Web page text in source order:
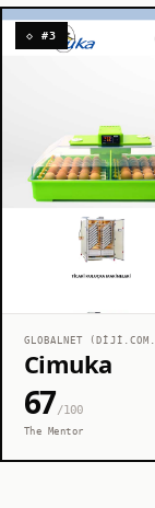
◇ #3
GLOBALNET
Cimuka
67/100
The Mentor